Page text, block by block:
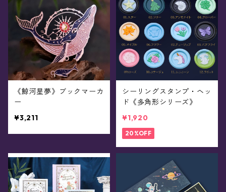
《鯨河星夢》ブックマーカ
ー
¥3,211
シーリングスタンプ・ヘッ
ド《多角形シリーズ》
¥1,920
20%OFF